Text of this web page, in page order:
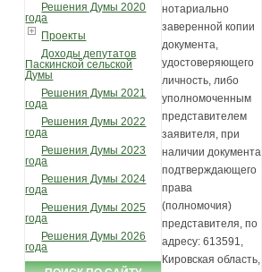
Решения Думы 2020
года
Проекты
Доходы депутатов
Паскинской сельской
Думы
Решения Думы 2021
года
Решения Думы 2022
года
Решения Думы 2023
года
Решения Думы 2024
года
Решения Думы 2025
года
Решения Думы 2026
года
нотариально
заверенной копии
документа,
удостоверяющего
личность, либо
уполномоченным
представителем
заявителя, при
наличии документа
подтверждающего
права
(полномочия)
представителя, по
адресу: 613591,
Кировская область,